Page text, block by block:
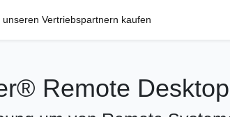
unseren Vertriebspartnern kaufen
Remote